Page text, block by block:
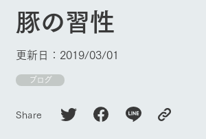
牧場へ行
く
よく見られている情報
今日の牧
本日の営業時間
や牧場の天気、
Ark館ヶ森で開
催しているイベ
Ark館ヶ森について
牧場に行く
豚の習性
更新日：2019/03/01
ブログ
Share